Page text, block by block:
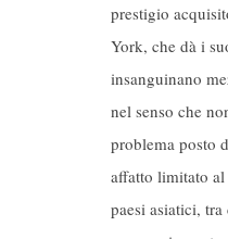
prestigio
York, che dà i
insanguinano
nel senso che
problema posto
affatto limitato
paesi asiatici,